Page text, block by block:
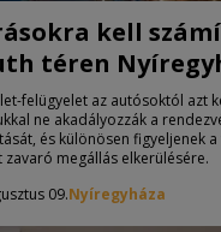
kell
téren
felügyelet az autósoktól azt
ne akadályozzák a
és különösen figyeljenek
megállás elkerülésére.
09.Nyíregyháza